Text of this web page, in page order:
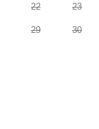
22 23
29 30